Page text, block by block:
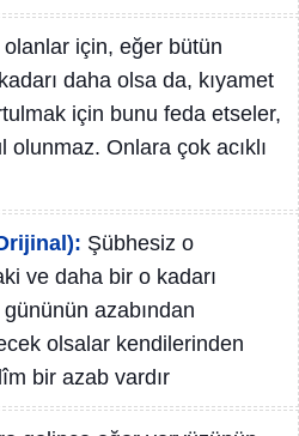
için, eğer bütün
daha olsa da, kıyamet
için bunu feda etseler,
Onlara çok acıklı
Şübhesiz o
ve daha bir o kadarı
azabından
olsalar kendilerinden
bir azab vardır